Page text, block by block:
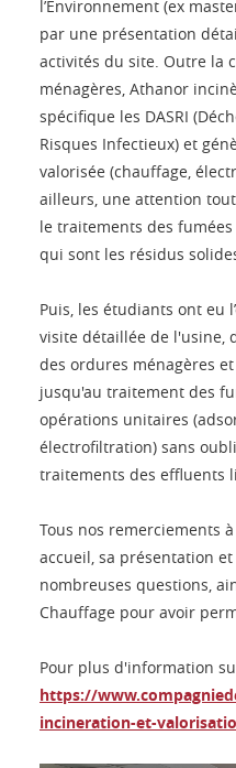
l’Environnement (ex
par une présentation
activités du site. Outre la
ménagères, Athanor
spécifique les DASRI
Risques Infectieux) et
valorisée (chauffage,
ailleurs, une attention
le traitements des
qui sont les résidus
Puis, les étudiants ont eu
visite détaillée de l'usine,
des ordures ménagères
jusqu'au traitement des
opérations unitaires
électrofiltration) sans
traitements des effluents
Tous nos remerciements
accueil, sa présentation
nombreuses questions,
Chauffage pour avoir
Pour plus d'information
https://
incineration-et-